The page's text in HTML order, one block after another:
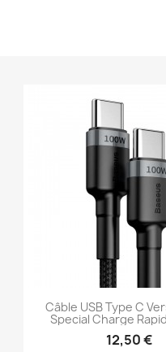
Câble USB Type C
Special Charge
12,50 €